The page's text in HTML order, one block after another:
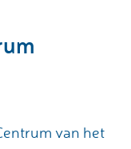
van het